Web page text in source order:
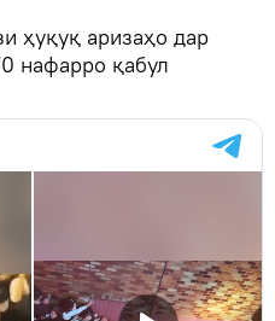
ҳуқуқ аризаҳо дар
нафарро қабул